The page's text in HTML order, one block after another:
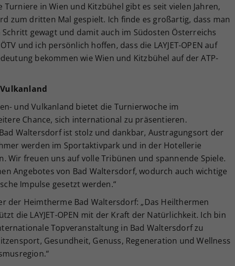
Turniere in Wien und Kitzbühel gibt es seit vielen Jahren,
zum dritten Mal gespielt. Ich finde es großartig, dass man
gewagt und damit auch im Südosten Österreichs
und ich persönlich hoffen, dass die LAYJET-OPEN auf
bekommen wie Wien und Kitzbühel auf der ATP-
und Vulkanland bietet die Turnierwoche im
Chance, sich international zu präsentieren.
Waltersdorf ist stolz und dankbar, Austragungsort der
werden im Sportaktivpark und in der Hotellerie
Wir freuen uns auf volle Tribünen und spannende Spiele.
Angebotes von Bad Waltersdorf, wodurch auch wichtige
Impulse gesetzt werden.“
der Heimtherme Bad Waltersdorf: „Das Heilthermen
die LAYJET-OPEN mit der Kraft der Natürlichkeit. Ich bin
Topveranstaltung in Bad Waltersdorf zu
Gesundheit, Genuss, Regeneration und Wellness